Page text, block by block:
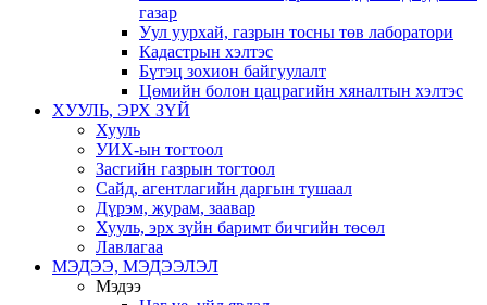
газар
Уул уурхай, газрын тосны төв лаборатори
Кадастрын хэлтэс
Бүтэц зохион байгуулалт
Цөмийн болон цацрагийн хяналтын хэлтэс
ХУУЛЬ, ЭРХ ЗҮЙ
Хууль
УИХ-ын тогтоол
Засгийн газрын тогтоол
Сайд, агентлагийн даргын тушаал
Дүрэм, журам, заавар
Хууль, эрх зүйн баримт бичгийн төсөл
Лавлагаа
МЭДЭЭ, МЭДЭЭЛЭЛ
Мэдээ